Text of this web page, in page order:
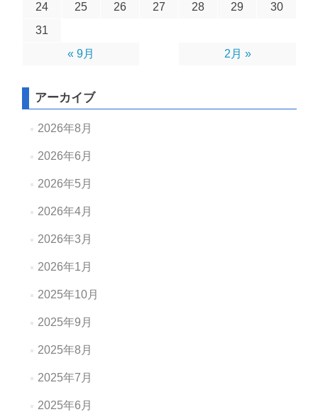
« 9月 2月 »
24 25 26 27 28 29
30
31
アーカイブ
2026年8月
2026年6月
2026年5月
2026年4月
2026年3月
2026年1月
2025年10月
2025年9月
2025年8月
2025年7月
2025年6月